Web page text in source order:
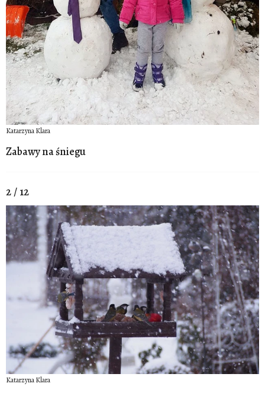
Katarzyna Klara
Zabawy na śniegu
2 / 12
Katarzyna Klara